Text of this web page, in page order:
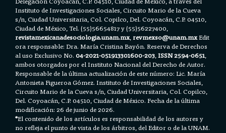
Instituto de Investigaciones Sociales, Circuito Mario de la Cueva
s/n, Ciudad Universitaria, Col. Copilco, Del. Coyoacán, C.P. 04510,
Ciudad de México, Tel. (55)56654817 y (55)56227400,
revistamexicanadesociologia.unam.mx,revmexso@unam.mxEdit
ora responsable: Dra. María Cristina Bayón. Reserva de Derechos
al uso Exclusivo No.04-2021-051913301600-203,ISSN 2594-0651,
ambos otorgados por el Instituto Nacional del Derecho de Autor.
Responsable de la última actualización de este número: Lic. María
Antonieta Figueroa Gómez. Instituto de Investigaciones Sociales,
Circuito Mario de la Cueva s/n, Ciudad Universitaria, Col. Copilco,
Del. Coyoacán, C.P. 04510, Ciudad de México. Fecha de la última
modificación: 26 de junio de 2026.
*El contenido de los artículos es responsabilidad de los autores y
no refleja el punto de vista de los árbitros, del Editor o de la UNAM.